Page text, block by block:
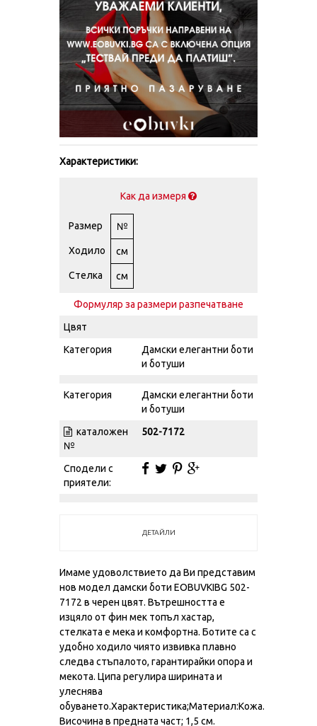
Характеристики:
Как да измеря
Размер №
Ходило см
Стелка см
Формуляр за размери разпечатване
Цвят
Категория
Дамски елегантни боти
и ботуши
Категория
Дамски елегантни боти
и ботуши
каталожен
№
502-7172
Сподели с
приятели:
ДЕТАЙЛИ
Имаме удоволствието да Ви представим
нов модел дамски боти EOBUVKIBG 502-
7172 в черен цвят. Вътрешността е
изцяло от фин мек топъл хастар,
стелката е мека и комфортна. Ботите са с
удобно ходило чиято извивка плавно
следва стъпалото, гарантирайки опора и
мекота. Ципа регулира ширината и
улеснява
обуването.Характеристика;Материал:Кожа.
Височина в предната част; 1,5 см.